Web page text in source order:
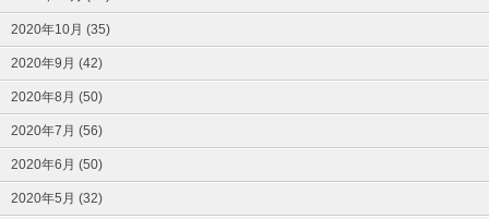
2020年10月 (35)
2020年9月 (42)
2020年8月 (50)
2020年7月 (56)
2020年6月 (50)
2020年5月 (32)